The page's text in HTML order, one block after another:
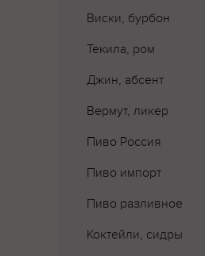
Виски, бурбон
Текила, ром
Джин, абсент
Вермут, ликер
Пиво Россия
Пиво импорт
Пиво разливное
Коктейли, сидры